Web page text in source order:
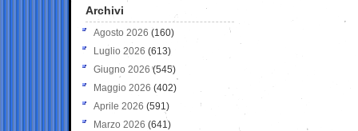
Archivi
Agosto 2026 (160)
Luglio 2026 (613)
Giugno 2026 (545)
Maggio 2026 (402)
Aprile 2026 (591)
Marzo 2026 (641)